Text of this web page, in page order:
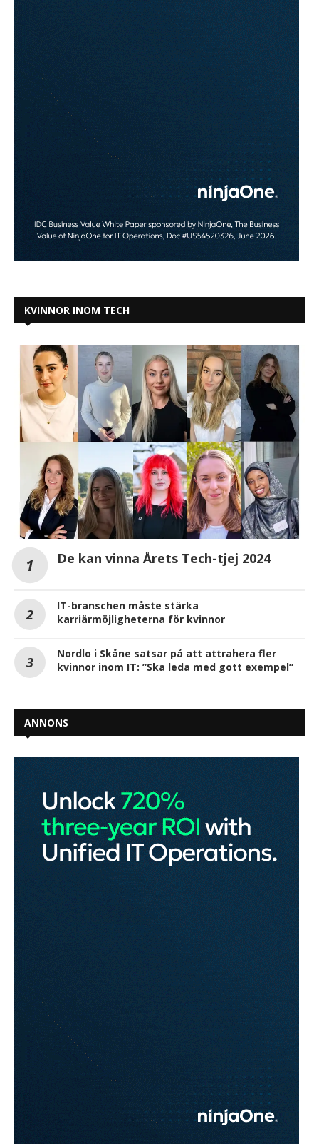
KVINNOR INOM TECH
De kan vinna Årets Tech-tjej 2024
IT-branschen måste stärka
karriärmöjligheterna för kvinnor
Nordlo i Skåne satsar på att attrahera fler
kvinnor inom IT: ”Ska leda med gott exempel”
ANNONS